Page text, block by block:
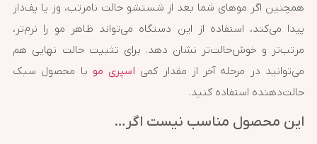
همچنین اگر موهای شما بعد از شستشو حالت نامرتب، وز یا پف‌دار
پیدا می‌کند، استفاده از این دستگاه می‌تواند ظاهر مو را نرم‌تر،
مرتب‌تر و خوش‌حالت‌تر نشان دهد. برای تثبیت حالت نهایی هم
می‌توانید در مرحله آخر از مقدار کمی اسپری مو یا محصول سبک
حالت‌دهنده استفاده کنید.
این محصول مناسب نیست اگر…